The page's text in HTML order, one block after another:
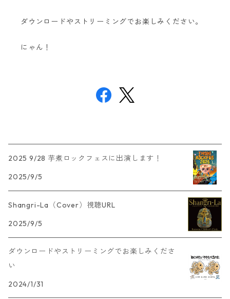
ダウンロードやストリーミングでお楽しみください。
にゃん！
2025 9/28 芋煮ロックフェスに出演します！
2025/9/5
Shangri-La（Cover）視聴URL
2025/9/5
ダウンロードやストリーミングでお楽しみくださ
い
2024/1/31